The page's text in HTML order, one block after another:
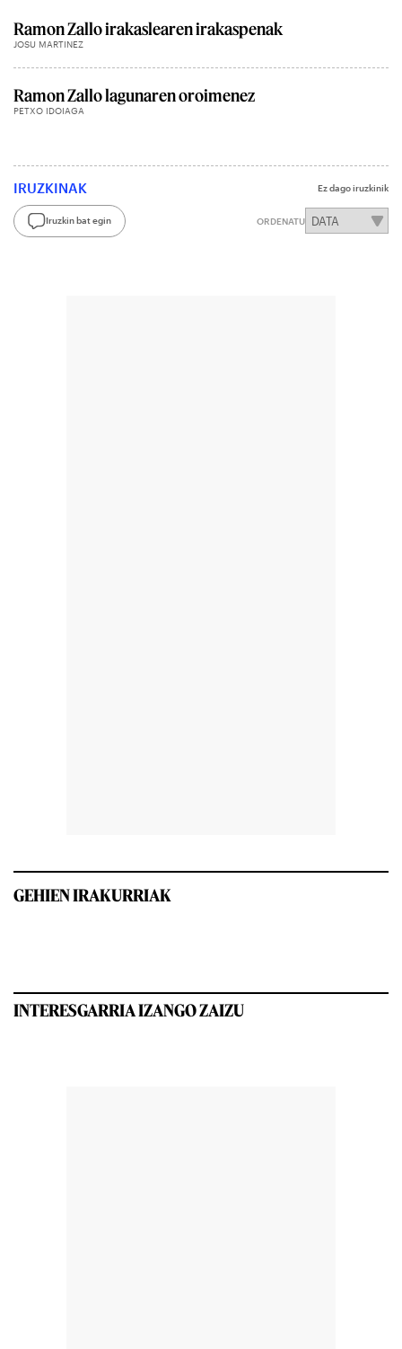
Ramon Zallo irakaslearen irakaspenak
JOSU MARTINEZ
Ramon Zallo lagunaren oroimenez
PETXO IDOIAGA
IRUZKINAK Ez dago iruzkinik
Iruzkin bat egin ORDENATU
GEHIEN IRAKURRIAK
INTERESGARRIA IZANGO ZAIZU